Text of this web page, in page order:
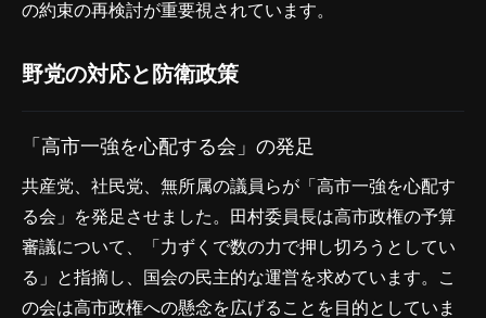
の約束の再検討が重要視されています。
野党の対応と防衛政策
「高市一強を心配する会」の発足
共産党、社民党、無所属の議員らが「高市一強を心配す
る会」を発足させました。田村委員長は高市政権の予算
審議について、「力ずくで数の力で押し切ろうとしてい
る」と指摘し、国会の民主的な運営を求めています。こ
の会は高市政権への懸念を広げることを目的としていま